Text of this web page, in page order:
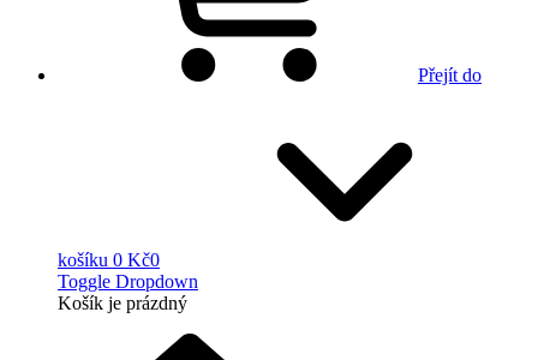
Přejít do
košíku 0 Kč0
Toggle Dropdown
Košík je prázdný